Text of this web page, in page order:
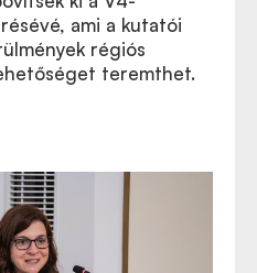
ami a kutatói
régiós
teremthet.